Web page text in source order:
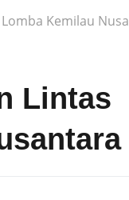
Lomba Kemilau
Lintas